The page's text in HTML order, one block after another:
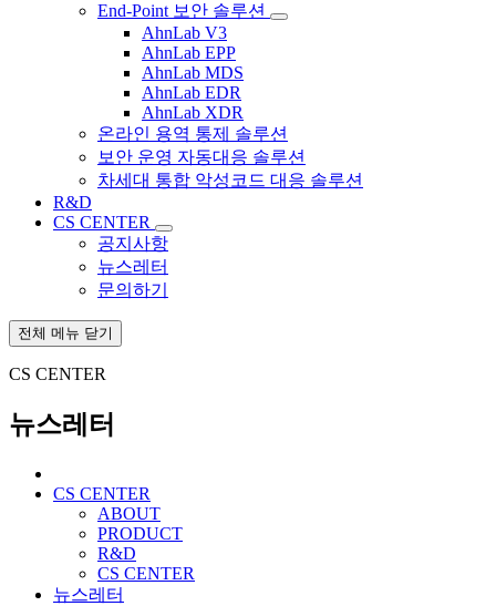
End-Point 보안 솔루션
AhnLab V3
AhnLab EPP
AhnLab MDS
AhnLab EDR
AhnLab XDR
온라인 용역 통제 솔루션
보안 운영 자동대응 솔루션
차세대 통합 악성코드 대응 솔루션
R&D
CS CENTER
공지사항
뉴스레터
문의하기
전체 메뉴 닫기
CS CENTER
뉴스레터
CS CENTER
ABOUT
PRODUCT
R&D
CS CENTER
뉴스레터